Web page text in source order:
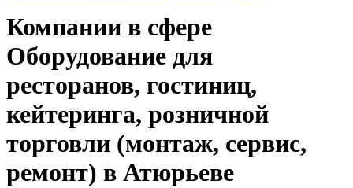
Компании в сфере
Оборудование для
ресторанов, гостиниц,
кейтеринга, розничной
торговли (монтаж, сервис,
ремонт) в Атюрьеве